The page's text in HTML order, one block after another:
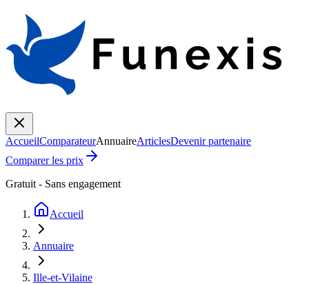
AccueilComparateurAnnuaireArticlesDevenir partenaire
Comparer les prix
Gratuit - Sans engagement
Accueil
Annuaire
Ille-et-Vilaine